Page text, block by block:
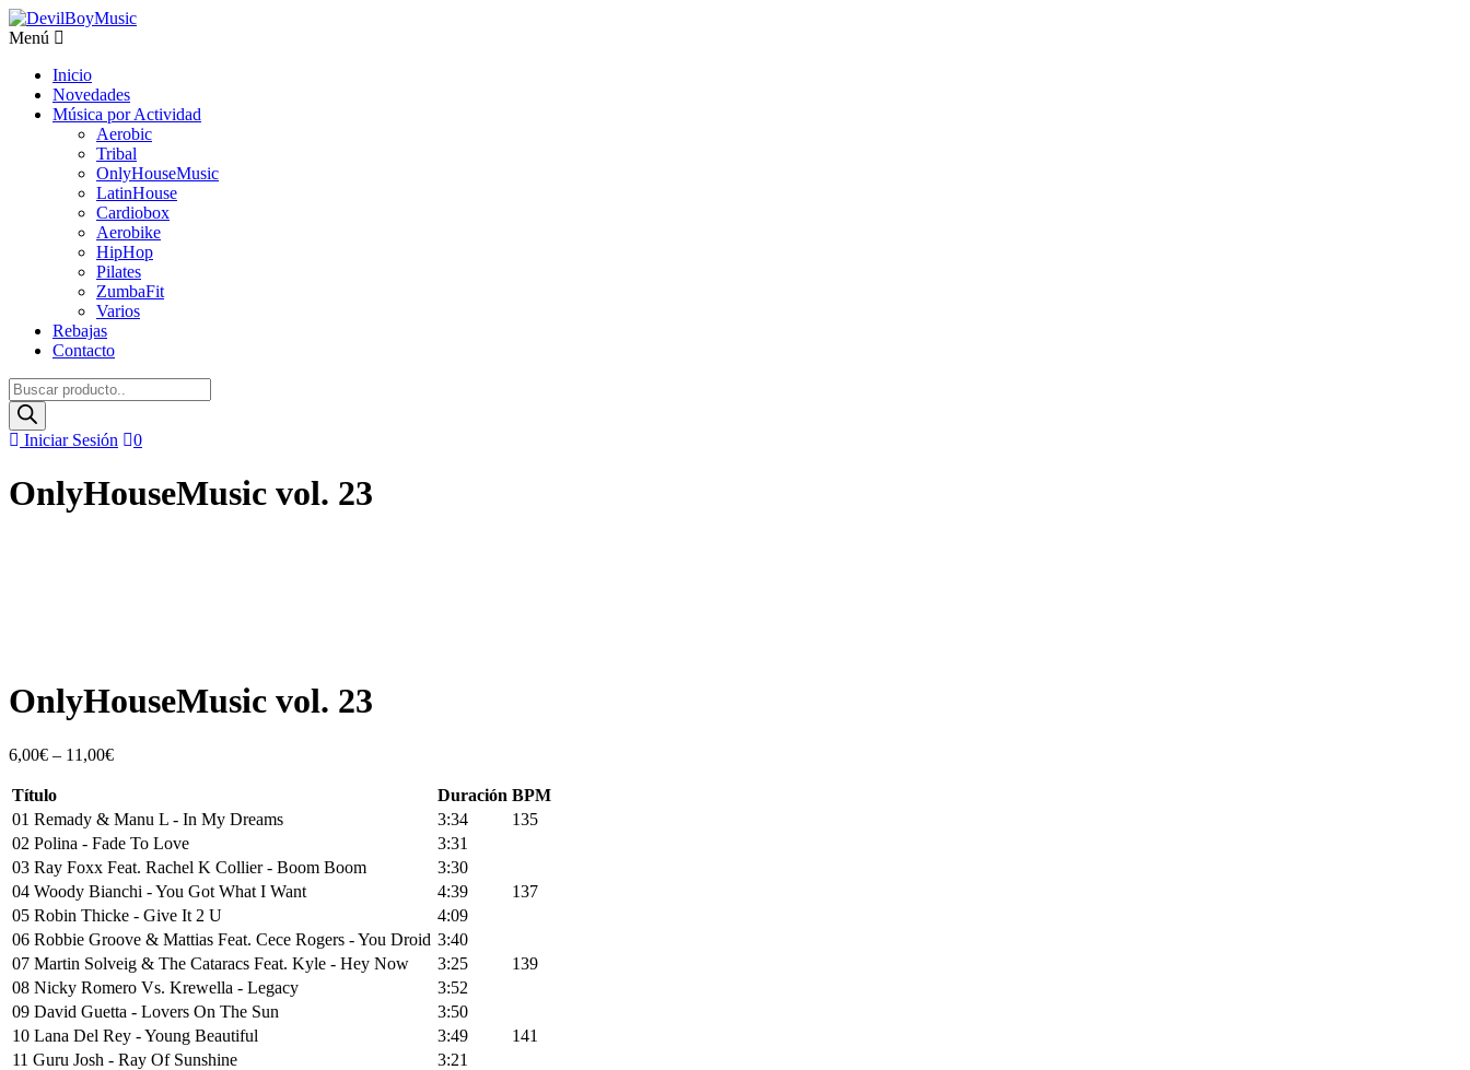
Menú
Inicio
Novedades
Música por Actividad
Aerobic
Tribal
OnlyHouseMusic
LatinHouse
Cardiobox
Aerobike
HipHop
Pilates
ZumbaFit
Varios
Rebajas
Contacto
Búsqueda
de
productos
Iniciar Sesión 0
OnlyHouseMusic vol. 23
OnlyHouseMusic vol. 23
6,00€ – 11,00€
Título Duración BPM
01 Remady & Manu L - In My Dreams
3:34
135
02 Polina - Fade To Love
3:31
03 Ray Foxx Feat. Rachel K Collier - Boom Boom
3:30
04 Woody Bianchi - You Got What I Want
4:39
137
05 Robin Thicke - Give It 2 U
4:09
06 Robbie Groove & Mattias Feat. Cece Rogers - You Droid 3:40
07 Martin Solveig & The Cataracs Feat. Kyle - Hey Now
3:25
139
08 Nicky Romero Vs. Krewella - Legacy
3:52
09 David Guetta - Lovers On The Sun
3:50
10 Lana Del Rey - Young Beautiful
3:49
141
11 Guru Josh - Ray Of Sunshine
3:21